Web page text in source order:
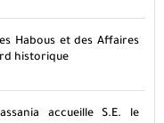
Habous et des Affaires
historique
accueille S.E. le